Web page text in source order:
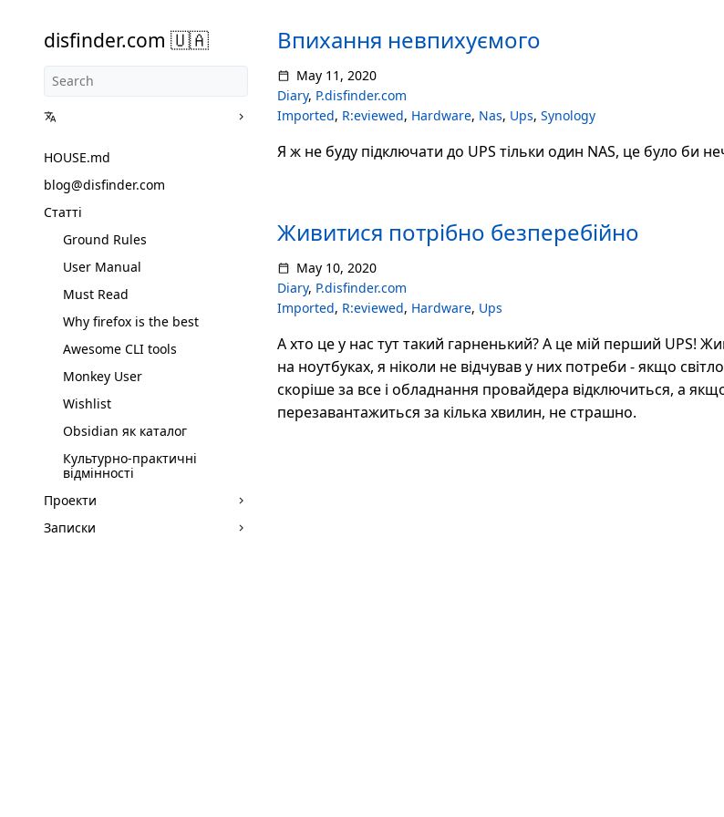
disfinder.com 🇺🇦
HOUSE.md
blog@disfinder.com
Статті
Ground Rules
User Manual
Must Read
Why firefox is the best
Awesome CLI tools
Monkey User
Wishlist
Obsidian як каталог
Культурно-практичні
відмінності
Проекти
Записки
Впихання невпихуємого
May 11, 2020
Diary, P.disfinder.com
Imported, R:eviewed, Hardware, Nas, Ups, Synology
Я ж не буду підключати до UPS тільки один NAS, це було би
Живитися потрібно безперебійно
May 10, 2020
Diary, P.disfinder.com
Imported, R:eviewed, Hardware, Ups
А хто це у нас тут такий гарненький? А це мій перший UPS!
на ноутбуках, я ніколи не відчував у них потреби - якщо
скоріше за все і обладнання провайдера відключиться, а
перезавантажиться за кілька хвилин, не страшно.